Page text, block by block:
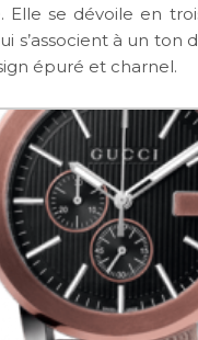
Elle se dévoile en
s’associent à un
épuré et charnel.